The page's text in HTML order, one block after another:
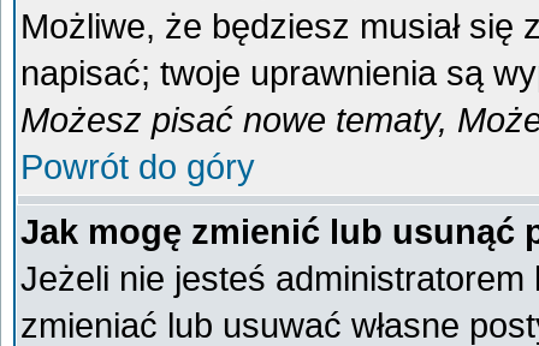
Możliwe, że będziesz musiał się
napisać; twoje uprawnienia są
Możesz pisać nowe tematy,
Powrót do góry
Jak mogę zmienić lub usunąć
Jeżeli nie jesteś
zmieniać lub usuwać własne